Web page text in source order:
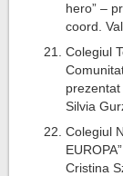
hero” –
coord.
Colegiul
Silvia
Colegiul
Cristina